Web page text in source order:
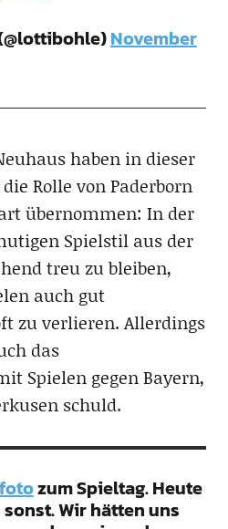
November
haben in dieser
Rolle von Paderborn
übernommen: In der
Spielstil aus der
treu zu bleiben,
auch gut
zu verlieren. Allerdings
das
Spielen gegen Bayern,
schuld.
zum Spieltag. Heute
Wir hätten uns